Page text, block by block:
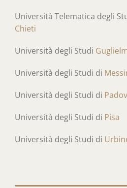
Università Telematica degli
Chieti
Università degli Studi
Università degli Studi di
Università degli Studi di
Università degli Studi di Pisa
Università degli Studi di